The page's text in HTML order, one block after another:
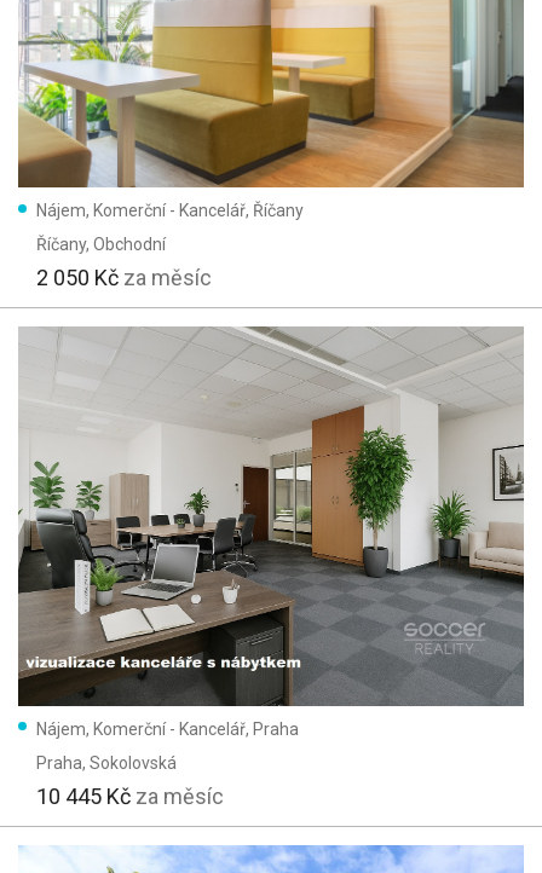
Nájem, Komerční - Kancelář, Říčany
Říčany, Obchodní
2 050 Kč za měsíc
Nájem, Komerční - Kancelář, Praha
Praha, Sokolovská
10 445 Kč za měsíc